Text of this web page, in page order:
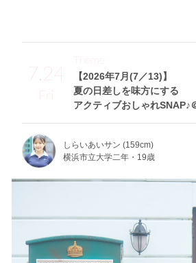
7.24
Fri
【2026年7月(7／13)】
夏の日差しを味方にする
アクティブおしゃれSNAP♪
Theme
しらいあいサン (159cm)
横浜市立大学二年・19歳